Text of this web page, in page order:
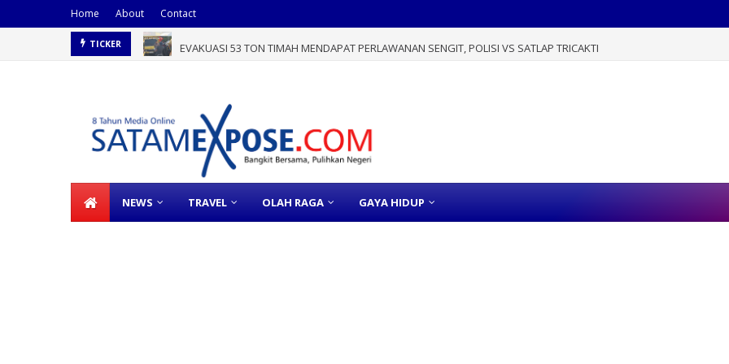
Home About Contact
TICKER EVAKUASI 53 TON TIMAH MENDAPAT PERLAWANAN SENGIT, POLISI VS SATLAP TRICAKTI
NEWS TRAVEL OLAH RAGA GAYA HIDUP